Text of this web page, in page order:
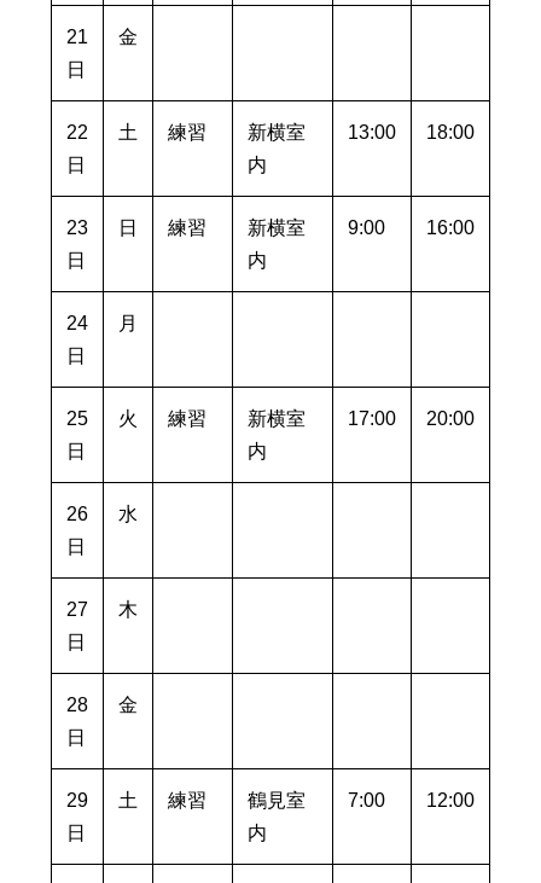
21
日
金
22
日
土 練習
新横室
内
13:00 18:00
23
日
日 練習
新横室
内
9:00 16:00
24
日
月
25
日
火 練習
新横室
内
17:00 20:00
26
日
水
27
日
木
28
日
金
29
日
土 練習
鶴見室
内
7:00 12:00